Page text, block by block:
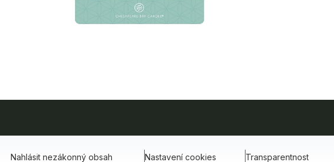
Nahlásit nezákonný obsah Nastavení cookies Transparentnost